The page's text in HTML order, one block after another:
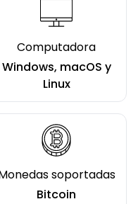
Computadora
Windows, macOS y
Linux
soportadas
Bitcoin